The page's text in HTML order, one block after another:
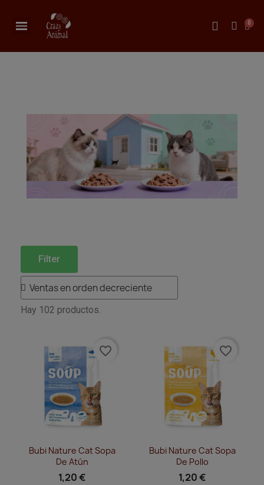
Hay 102 productos.
Filter
Vista rápida
Bubi Nature Cat Sopa
De Atún
1,20 €
favorite_border
Vista rápida
Bubi Nature Cat Sopa
De Pollo
1,20 €
favorite_border